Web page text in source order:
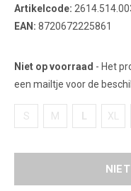
Artikelcode:
EAN: 8720672225861
Niet op voorraad - Het
een mailtje voor de
S M XL